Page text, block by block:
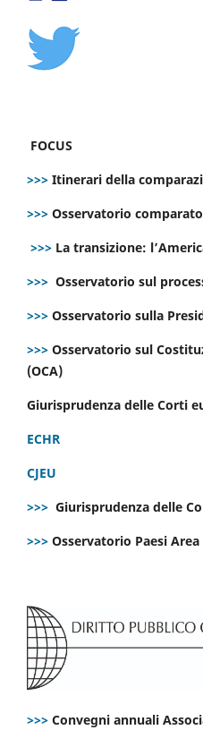
FOCUS
>>> Itinerari della
>>> Osservatorio
>>> La transizione:
>>> Osservatorio sul
>>> Osservatorio sulla
>>> Osservatorio sul
(OCA)
Giurisprudenza delle Corti
ECHR
CJEU
>>> Giurisprudenza delle
>>> Osservatorio Paesi Area
>>> Convegni annuali